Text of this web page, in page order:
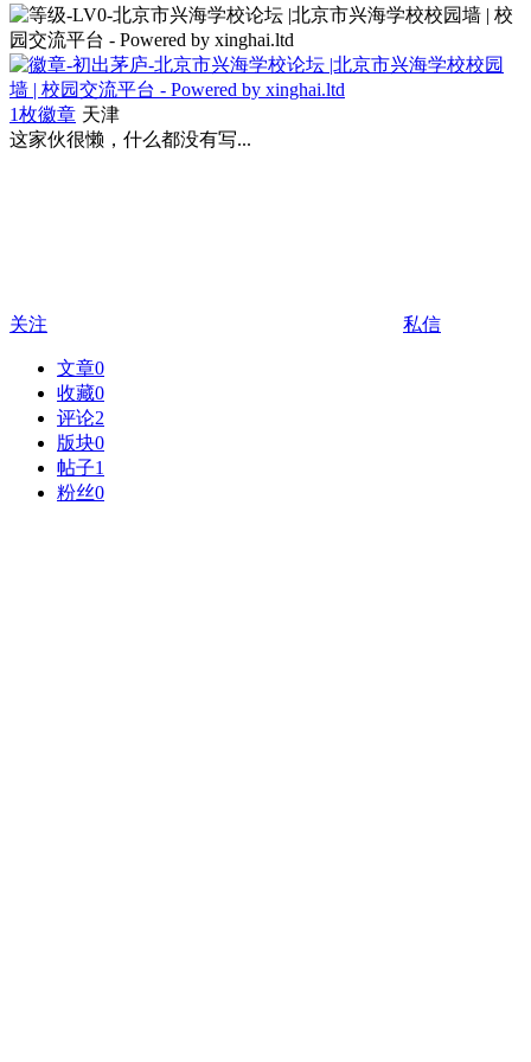
1枚徽章 天津
这家伙很懒，什么都没有写...
关注 私信
文章0
收藏0
评论2
版块0
帖子1
粉丝0